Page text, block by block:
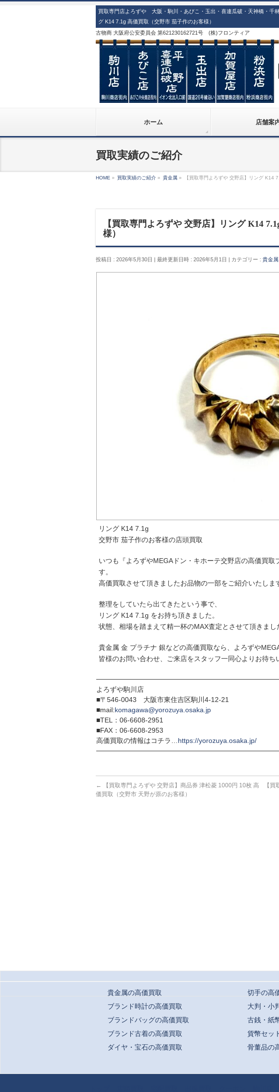
買取専門店よろずや 大阪・駒川・あびこ・玉出・喜連瓜破・天神橋・千
グ K14 7.1g 高価買取（交野市 茄子作のお客様）
古物商 大阪府公安委員会 第621230162721号 (株)フロンティア
ホーム 店舗案
買取実績のご紹介
HOME » 買取実績のご紹介 » 貴金属 » 【買取専門よろずや 交野店】リング K14
【買取専門よろずや 交野店】リング K14
様）
投稿日 : 2026年5月30日 最終更新日時 : 2026年5月1日 カテゴリー : 貴金属
リング K14 7.1g
交野市 茄子作のお客様の店頭買取
いつも『よろずやMEGAドン・キホーテ交野店の高価買
す。
高価買取させて頂きましたお品物の一部をご紹介いたしま
整理をしていたら出てきたという事で、
リング K14 7.1g をお持ち頂きました。
状態、相場を踏まえて精一杯のMAX査定とさせて頂きまし
貴金属 金 プラチナ 銀などの高価買取なら、よろずや
皆様のお問い合わせ、ご来店をスタッフ一同心よりお待ち
よろずや駒川店
■〒546-0043 大阪市東住吉区駒川4-12-21
■mail:komagawa@yorozuya.osaka.jp
■TEL：06-6608-2951
■FAX：06-6608-2953
高価買取の情報はコチラ… https://yorozuya.osaka.jp/
←
【買取専門よろずや 交野店】商品券 津松菱 1000円 10枚 高
価買取（交野市 天野が原のお客様）
【
貴金属の高価買取
ブランド時計の高価買取
ブランドバッグの高価買取
ブランド古着の高価買取
ダイヤ・宝石の高価買取
切手の高
大判・小
古銭・紙
貨幣セッ
骨董品の